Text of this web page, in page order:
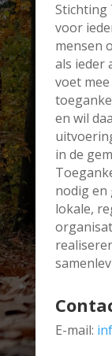
Stichting
voor
mensen
als ieder
voet
en wil
in de
nodig en
lokale,
E-mail: